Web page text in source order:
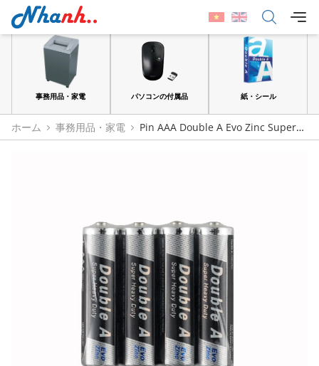
事務用品・家電 パソコンの付属品 紙・シール
ホーム 事務用品・家電
Pin AAA Double A Evo Zinc Super
Heavy Duty